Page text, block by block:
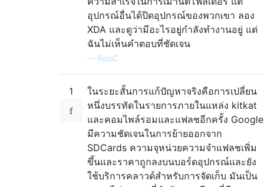
อุปกรณ์อื่นได้ปิดอุปกรณ์ของพวกเขา ลอง
XDA และดูว่ามีอะไรอยู่กำลังทำงานอยู่ แต่
ฉันไม่เห็นคำตอบที่ชัดเจน
— RossC
1
ในระยะสั้นการแก้ปัญหาจริงคือการเปลี่ยน
หนึ่งบรรทัดในรายการภายในแหล่ง kitkat
และคอมไพล์รอมและแฟลชอีกครั้ง Google
มีความชัดเจนในการย้ายออกจาก
SDCards ความจุหน่วยความจำแฟลชเพิ่ม
ขึ้นและราคาถูกลงบนบอร์ดอุปกรณ์และยัง
ใช้บริการคลาวด์สำหรับการจัดเก็บ มันเป็น